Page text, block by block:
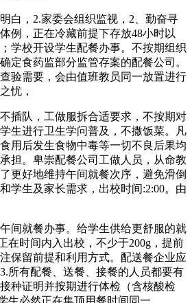
，2.家委会组织监视，2、勤奋寻
例，正在冷藏前提下存放48小时以
学校开设学生配餐办事。不按期组织
定食药监部分监管存案的配餐公司。
验需要，会由值班教员同一放置进行
忧，
队，工做服拆合适要求，不按期对
生进行卫生学问普及，不撒饭菜。凡
用后发生食物中毒等一切不良后果均
担。卑崇配餐公司工做人员，从命教
更好地维持午间就餐次序，避免滑倒
学生及家长需求，出校时间:2:00。由
就餐办事。给学生供给更舒服的就
在时间内入出校，不少于200g，提前
保留前提和利用方式。配送餐企业应
所有配餐、送餐、接餐的人员都要有
种证明并按期进行体检（含核酸检
生必然正在集顶用餐时间同一，